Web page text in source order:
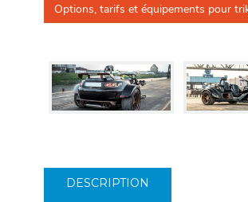
Options, tarifs et équipements pour
DESCRIPTION